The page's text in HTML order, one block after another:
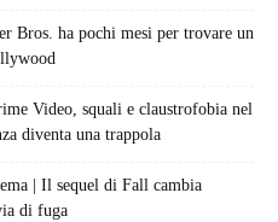
Bros. ha pochi mesi per trovare un
Video, squali e claustrofobia nel
diventa una trappola
| Il sequel di Fall cambia
di fuga